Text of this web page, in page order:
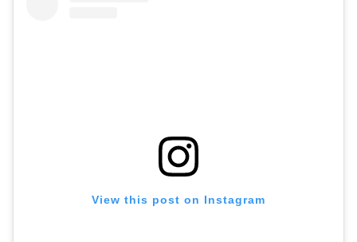
View this post on Instagram